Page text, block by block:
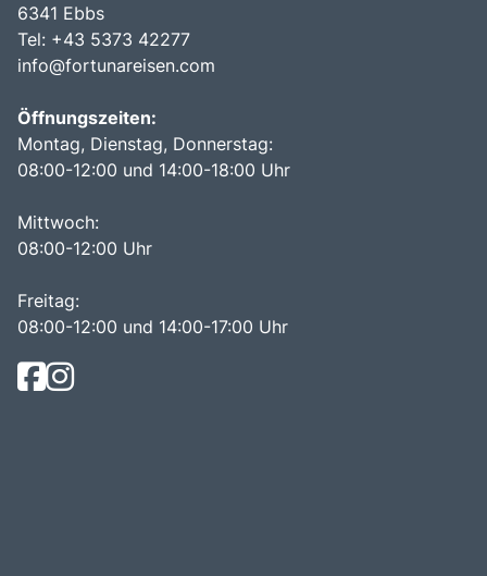
6341 Ebbs
Tel: +43 5373 42277
info@fortunareisen.com
Öffnungszeiten:
Montag, Dienstag, Donnerstag:
08:00-12:00 und 14:00-18:00 Uhr
Mittwoch:
08:00-12:00 Uhr
Freitag:
08:00-12:00 und 14:00-17:00 Uhr